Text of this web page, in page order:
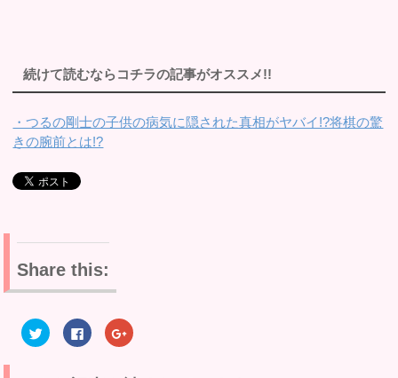
続けて読むならコチラの記事がオススメ!!
・つるの剛士の子供の病気に隠された真相がヤバイ!?将棋の驚
きの腕前とは!?
Share this:
ク
リ
F
a
ク
リ